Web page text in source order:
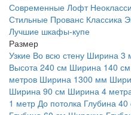
Современные Лофт
Стильные Прованс Классика
Лучшие шкафы-купе
Размер
Узкие Во всю стену Ширина 3
Высота 240 см Ширина 140 см
метров Ширина 1300 мм
Ширина 90 см Ширина 4
1 метр До потолка Глубина 40